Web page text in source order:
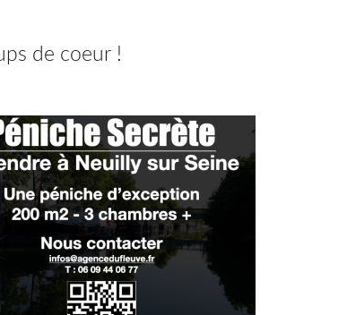
de coeur !